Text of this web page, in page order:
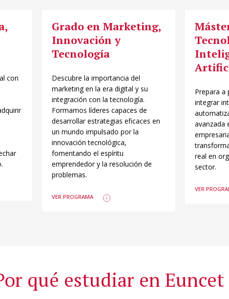
con
Grado en Marketing,
Innovación y
Tecnología
Descubre la importancia del
marketing en la era digital y su
integración con la tecnología.
Formamos líderes capaces de
desarrollar estrategias eficaces en
un mundo impulsado por la
innovación tecnológica,
fomentando el espíritu
emprendedor y la resolución de
problemas.
VER PROGRAMA
Prepara a
integrar
avanzada
real en
sector.
VER
qué estudiar en